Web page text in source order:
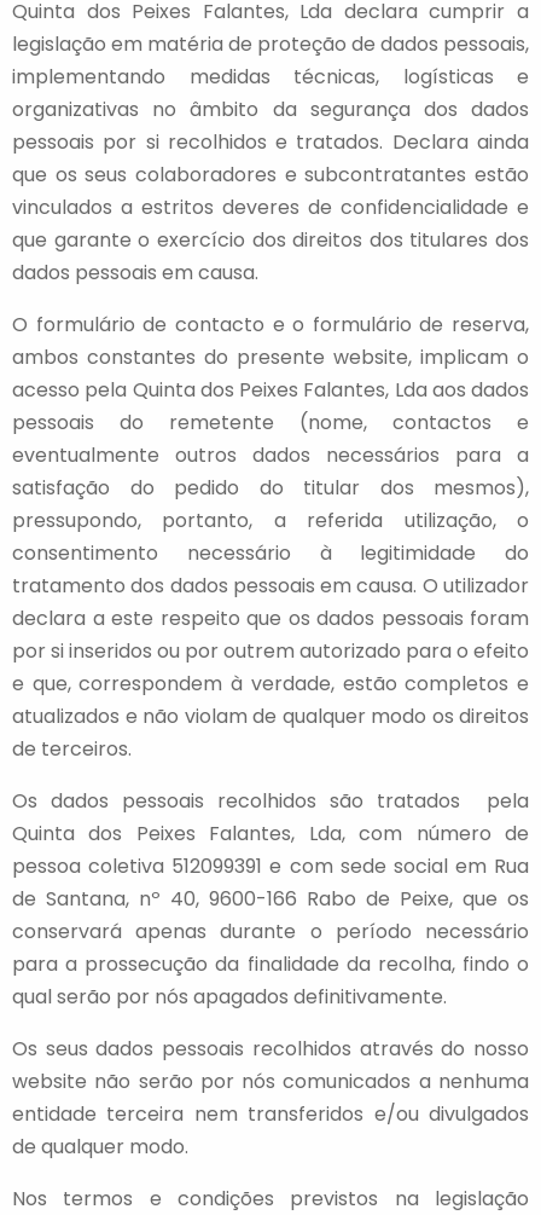
Quinta dos Peixes Falantes, Lda declara cumprir a
legislação em matéria de proteção de dados pessoais,
implementando medidas técnicas, logísticas e
organizativas no âmbito da segurança dos dados
pessoais por si recolhidos e tratados. Declara ainda
que os seus colaboradores e subcontratantes estão
vinculados a estritos deveres de confidencialidade e
que garante o exercício dos direitos dos titulares dos
dados pessoais em causa.
O formulário de contacto e o formulário de reserva,
ambos constantes do presente website, implicam o
acesso pela Quinta dos Peixes Falantes, Lda aos dados
pessoais do remetente (nome, contactos e
eventualmente outros dados necessários para a
satisfação do pedido do titular dos mesmos),
pressupondo, portanto, a referida utilização, o
consentimento necessário à legitimidade do
tratamento dos dados pessoais em causa. O utilizador
declara a este respeito que os dados pessoais foram
por si inseridos ou por outrem autorizado para o efeito
e que, correspondem à verdade, estão completos e
atualizados e não violam de qualquer modo os direitos
de terceiros.
Os dados pessoais recolhidos são tratados pela
Quinta dos Peixes Falantes, Lda, com número de
pessoa coletiva 512099391 e com sede social em Rua
de Santana, nº 40, 9600-166 Rabo de Peixe, que os
conservará apenas durante o período necessário
para a prossecução da finalidade da recolha, findo o
qual serão por nós apagados definitivamente.
Os seus dados pessoais recolhidos através do nosso
website não serão por nós comunicados a nenhuma
entidade terceira nem transferidos e/ou divulgados
de qualquer modo.
Nos termos e condições previstos na legislação